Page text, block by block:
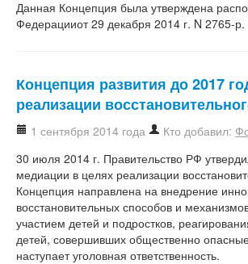
Данная Концепция была утверждена
Федерацииот 29 декабря 2014 г. N 2765-р.
Концепция развития до 2017
реализации
1 сентября 2014 года Кто добавил:
30 июля 2014 г. Правительство РФ
медиации в целях реализации
Концепция направлена на внедрение
восстановительных способов и
участием детей и подростков,
детей, совершивших общественно
наступает уголовная ответственность.